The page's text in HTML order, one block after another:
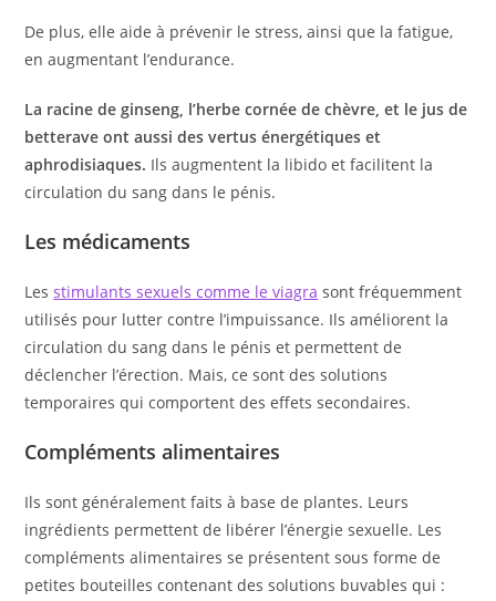
De plus, elle aide à prévenir le stress, ainsi que la fatigue,
en augmentant l’endurance.
La racine de ginseng, l’herbe cornée de chèvre, et le jus de
betterave ont aussi des vertus énergétiques et
aphrodisiaques. Ils augmentent la libido et facilitent la
circulation du sang dans le pénis.
Les médicaments
Lesstimulants sexuels comme le viagra sont fréquemment
utilisés pour lutter contre l’impuissance. Ils améliorent la
circulation du sang dans le pénis et permettent de
déclencher l’érection. Mais, ce sont des solutions
temporaires qui comportent des effets secondaires.
Compléments alimentaires
Ils sont généralement faits à base de plantes. Leurs
ingrédients permettent de libérer l’énergie sexuelle. Les
compléments alimentaires se présentent sous forme de
petites bouteilles contenant des solutions buvables qui :